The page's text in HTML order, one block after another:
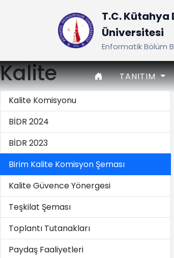
T.C. Kütahya
Üniversitesi
Enformatik Bölüm
ANASAYFA
TANITIM
Kalite
Kalite Komisyonu
BİDR 2024
BİDR 2023
Birim Kalite Komisyon Şeması
Kalite Güvence Yönergesi
Teşkilat Şeması
Toplantı Tutanakları
Paydaş Faaliyetleri